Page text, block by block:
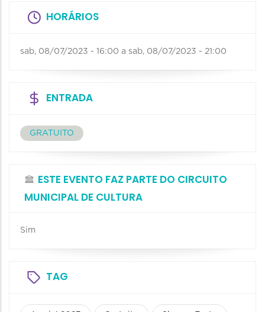
HORÁRIOS
sab, 08/07/2023 - 16:00 a sab, 08/07/2023 - 21:00
ENTRADA
GRATUITO
ESTE EVENTO FAZ PARTE DO CIRCUITO
MUNICIPAL DE CULTURA
Sim
TAG